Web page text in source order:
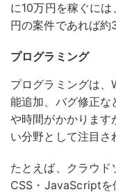
に10万円を稼ぐに
円の案件であれば約
プログラミング
プログラミングは
能追加、バグ修正な
や時間がかかります
い分野として注目さ
たとえば、クラウド
CSS・JavaScriptを